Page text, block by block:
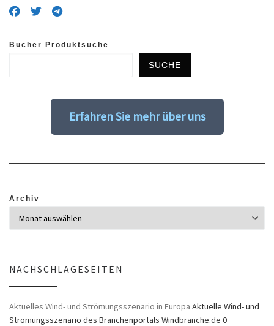
Bücher Produktsuche
SUCHE
Erfahren Sie mehr über uns
Archiv
NACHSCHLAGESEITEN
Aktuelles Wind- und Strömungsszenario in Europa Aktuelle Wind- und
Strömungsszenario des Branchenportals Windbranche.de 0